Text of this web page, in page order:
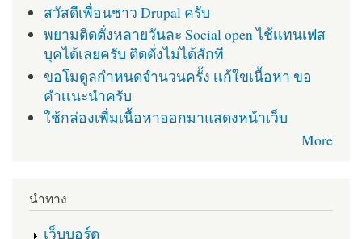
สวัสดีเพื่อนชาว Drupal ครับ
พยามติดตั่งหลายวันละ Social open ไช้เเทนเฟส
บุคได้เลยครับ ติดตั่งไม่ได้สักที
ขอโมดูลกำหนดจำนวนครั้ง เเก้ใขเนื้อหา ขอ
คำเเนะนำครับ
ใช้กล่องเพื่มเนื้อหาออกมาแสดงหน้าเว็บ
More
นำทาง
เว็บบอร์ด